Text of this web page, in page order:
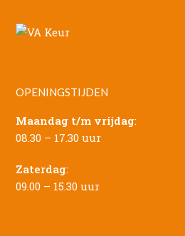
OPENINGSTIJDEN
Maandag t/m vrijdag:
08.30 – 17.30 uur
Zaterdag:
09.00 – 15.30 uur